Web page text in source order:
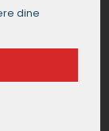
i
dine